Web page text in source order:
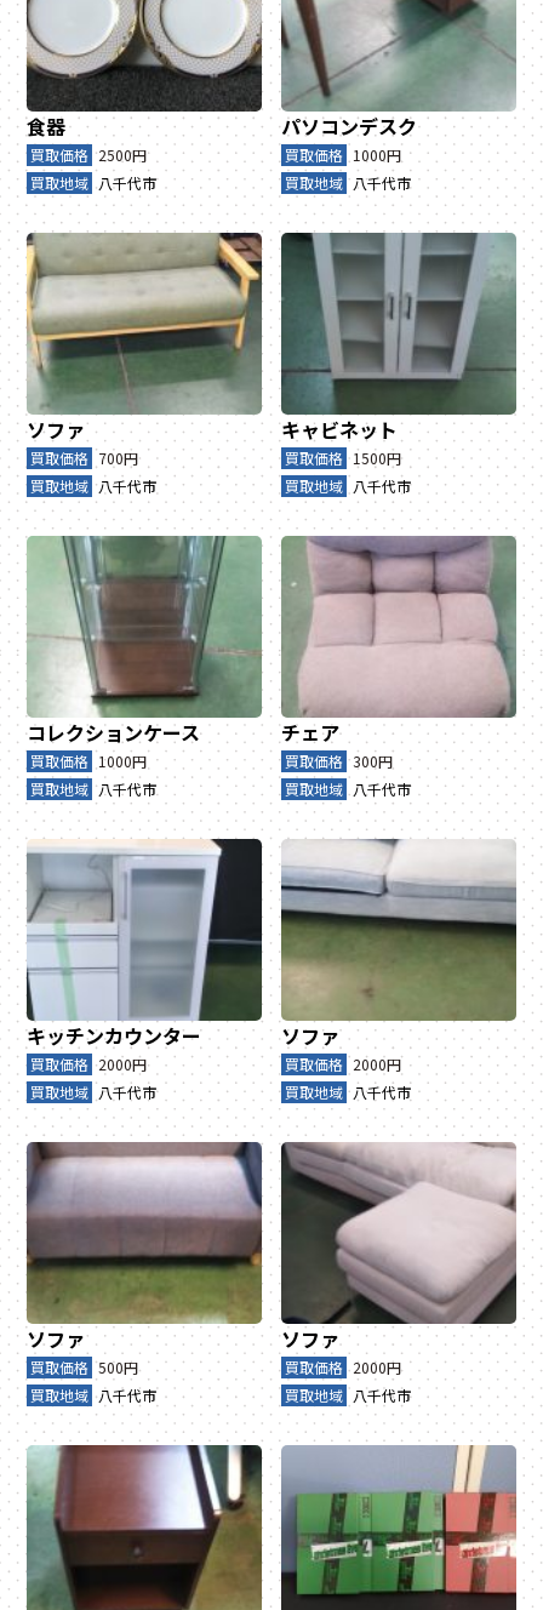
食器
買取価格 2500円
買取地域 八千代市
パソコンデスク
買取価格 1000円
買取地域 八千代市
ソファ
買取価格 700円
買取地域 八千代市
キャビネット
買取価格 1500円
買取地域 八千代市
コレクションケース
買取価格 1000円
買取地域 八千代市
チェア
買取価格 300円
買取地域 八千代市
キッチンカウンター
買取価格 2000円
買取地域 八千代市
ソファ
買取価格 2000円
買取地域 八千代市
ソファ
買取価格 500円
買取地域 八千代市
ソファ
買取価格 2000円
買取地域 八千代市